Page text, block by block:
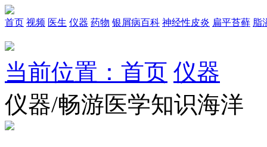
首页 视频 医生 仪器 药物 银屑病百科 神经性皮炎 扁平苔藓 脂
当前位置：首页 仪器
仪器/畅游医学知识海洋